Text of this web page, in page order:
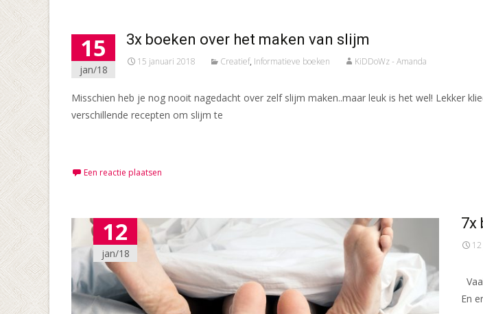
15
jan/18
3x boeken over het maken van slijm
15 januari 2018 Creatief, Informatieve boeken KiDDoWz - Amanda
Misschien heb je nog nooit nagedacht over zelf slijm maken..maar leuk is het wel! Lekker
verschillende recepten om slijm te
Een reactie plaatsen
12
jan/18
7x
En